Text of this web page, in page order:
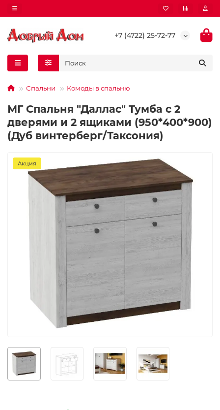
+7 (4722) 25-72-77
Спальни Комоды в спальню
МГ Спальня "Даллас" Тумба с 2
дверями и 2 ящиками (950*400*900)
(Дуб винтерберг/Таксония)
Акция